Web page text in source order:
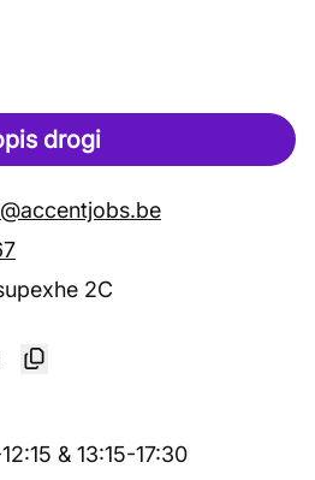
drogi
2C
12:15 & 13:15-17:30